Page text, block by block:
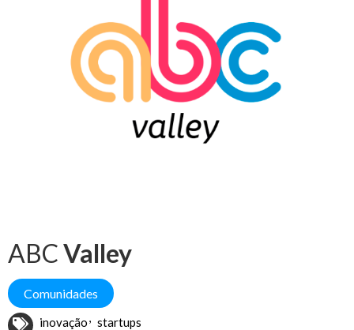
ABCValley
Comunidades
inovação startups